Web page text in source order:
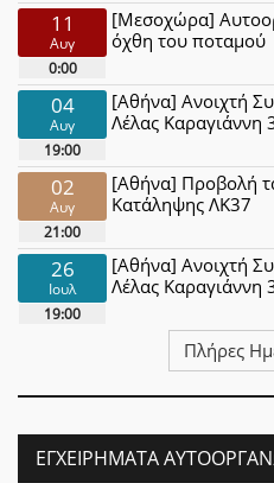
11
Αυγ
0:00
[Μεσοχώρα]
όχθη του ποταμού
04
Αυγ
19:00
[Αθήνα] Ανοιχτή
Λέλας Καραγιάννη
02
Αυγ
21:00
[Αθήνα] Προβολή
Κατάληψης ΛΚ37
26
Ιουλ
19:00
[Αθήνα] Ανοιχτή
Λέλας Καραγιάννη
Πλήρες
ΕΓΧΕΙΡΉΜΑΤΑ